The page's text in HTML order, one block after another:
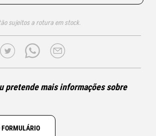
sujeitos a rotura em stock.
pretende mais informações sobre